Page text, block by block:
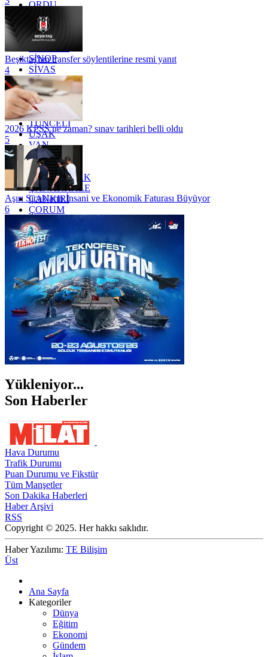
ORDU
OSMANİYE
RİZE
SAKARYA
SİNOP
SİVAS
SİİRT
TEKİRDAĞ
TOKAT
TRABZON
TUNCELİ
UŞAK
VAN
YALOVA
YOZGAT
ZONGULDAK
ÇANAKKALE
ÇANKIRI
ÇORUM
İSTANBUL
İZMİR
ŞANLIURFA
ŞIRNAK
Beşiktaş'tan transfer söylentilerine resmi yanıt
4
2026 KPSS ne zaman? sınav tarihleri belli oldu
5
Aşırı Sıcakların İnsani ve Ekonomik Faturası Büyüyor
6
Yükleniyor...
Son Haberler
Hava Durumu
Trafik Durumu
Puan Durumu ve Fikstür
Tüm Manşetler
Son Dakika Haberleri
Haber Arşivi
RSS
Copyright © 2025. Her hakkı saklıdır.
Haber Yazılımı: TE Bilişim
Üst
Ana Sayfa
Kategoriler
Dünya
Eğitim
Ekonomi
Gündem